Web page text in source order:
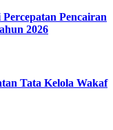
Pencairan
2026
Tata Kelola Wakaf